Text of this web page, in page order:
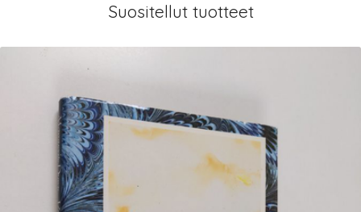
Suositellut tuotteet